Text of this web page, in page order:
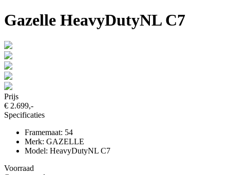
Gazelle HeavyDutyNL C7
Prijs
€ 2.699,-
Specificaties
Framemaat: 54
Merk: GAZELLE
Model: HeavyDutyNL C7
Voorraad